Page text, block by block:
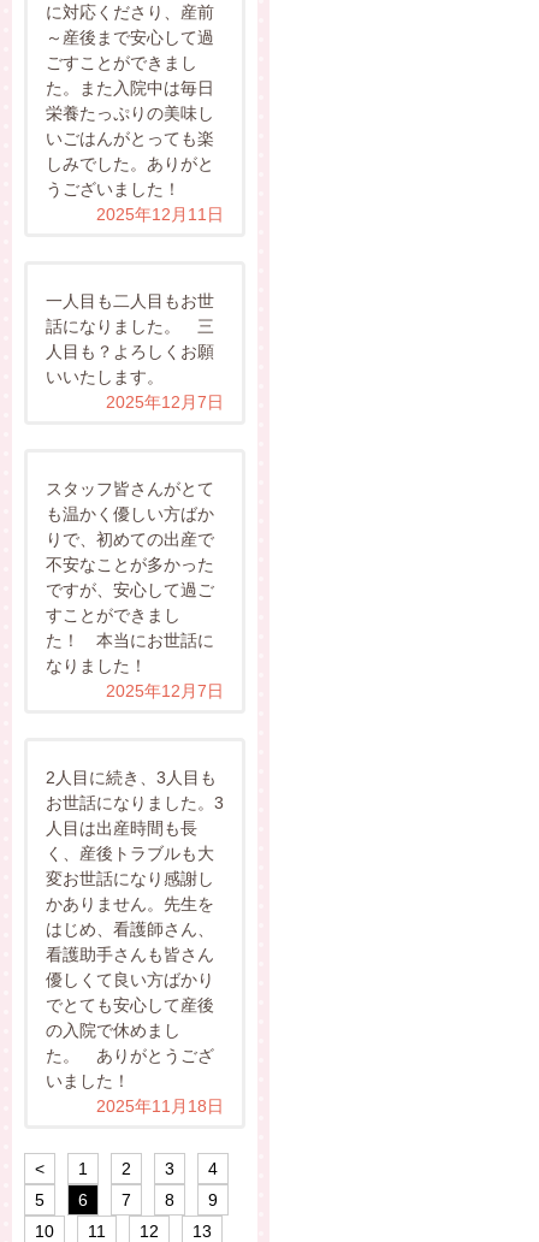
に対応くださり、産前
～産後まで安心して過
ごすことができまし
た。また入院中は毎日
栄養たっぷりの美味し
いごはんがとっても楽
しみでした。ありがと
うございました！
2025年12月11日
一人目も二人目もお世
話になりました。 三
人目も？よろしくお願
いいたします。
2025年12月7日
スタッフ皆さんがとて
も温かく優しい方ばか
りで、初めての出産で
不安なことが多かった
ですが、安心して過ご
すことができまし
た！ 本当にお世話に
なりました！
2025年12月7日
2人目に続き、3人目も
お世話になりました。3
人目は出産時間も長
く、産後トラブルも大
変お世話になり感謝し
かありません。先生を
はじめ、看護師さん、
看護助手さんも皆さん
優しくて良い方ばかり
でとても安心して産後
の入院で休めまし
た。 ありがとうござ
いました！
2025年11月18日
< 1 2 3
4
5
6 7 8
9
10
11 12
13